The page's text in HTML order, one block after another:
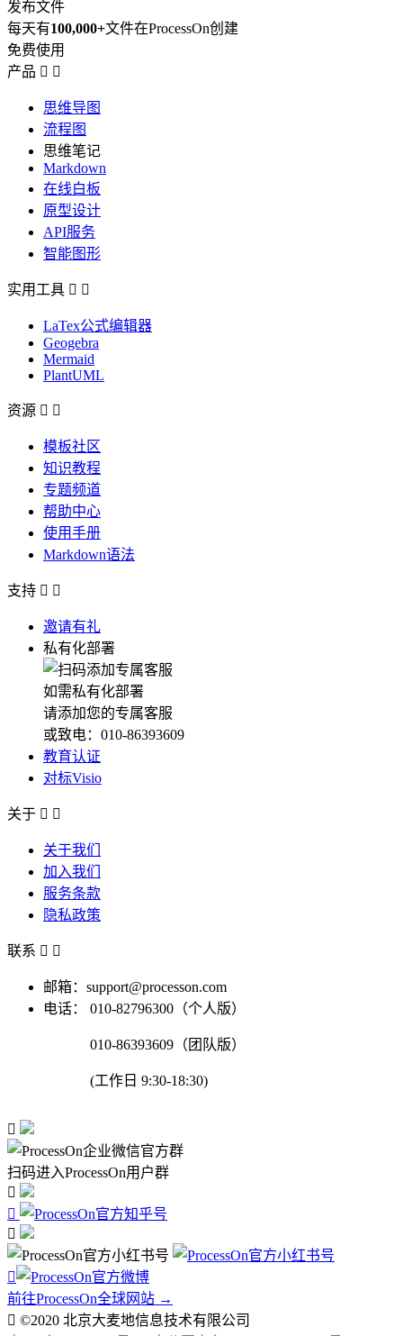
发布文件
每天有100,000+文件在ProcessOn创建
免费使用
产品  
思维导图
流程图
思维笔记
Markdown
在线白板
原型设计
API服务
智能图形
实用工具  
LaTex公式编辑器
Geogebra
Mermaid
PlantUML
资源  
模板社区
知识教程
专题频道
帮助中心
使用手册
Markdown语法
支持  
邀请有礼
私有化部署
如需私有化部署
请添加您的专属客服
或致电：010-86393609
教育认证
对标Visio
关于  
关于我们
加入我们
服务条款
隐私政策
联系  
邮箱：support@processon.com
电话：
010-82796300（个人版）
010-86393609（团队版）
(工作日 9:30-18:30)

扫码进入ProcessOn用户群




前往ProcessOn全球网站 →
 ©2020 北京大麦地信息技术有限公司